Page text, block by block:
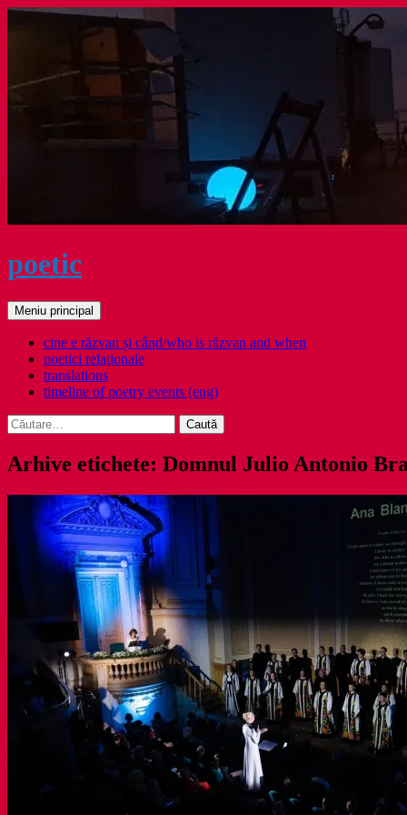
Sari
poetic
Caută
Meniu principal
cine e răzvan și când/who is răzvan and when
poetici relaţionale
translations
timeline of poetry events (eng)
Caută
după:
Arhive etichete: Domnul Julio Antonio